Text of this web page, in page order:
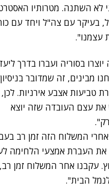
לא השתנה. מטרותיו
בעיקר עם צה"ל ויחד עם
עצמנו".
בסוריה ועברו בדרך
מבינים, זה שמדובר בניסיון
אצבע אירניות. לכן,
עצם העובדה שזה יוצא
המשלוח הזה זמן רב
את העברת אמצעי הלחימה
עקבנו אחר המשלוח זמן
הבית".